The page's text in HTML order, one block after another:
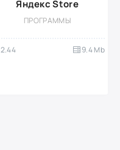
Яндекс Store
ПРОГРАММЫ
2.44 9.4 Mb